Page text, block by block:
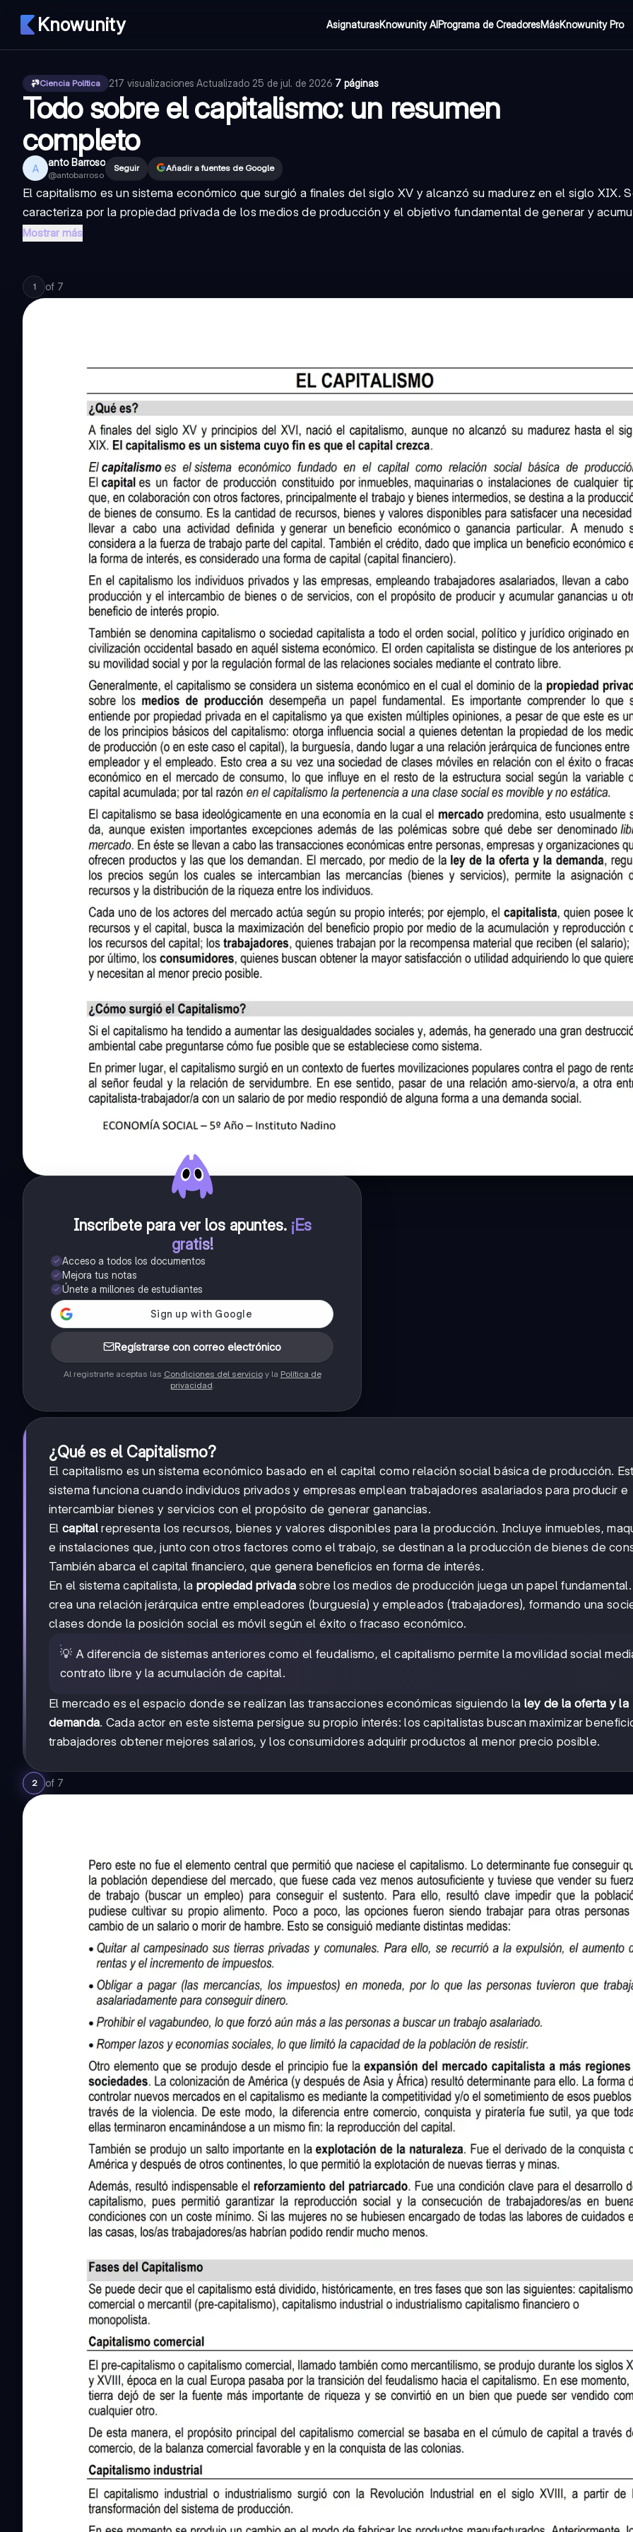
Knowunity AsignaturasKnowunity AIPrograma de CreadoresMásKnowunity Pro
Ciencia Política 217 visualizaciones·Actualizado 25 de jul. de 2026·7 páginas
Todo sobre el capitalismo: un resumen
completo
A anto Barroso
@antobarroso
Seguir Añadir a fuentes de Google
El capitalismo es un sistema económico que surgió a finales del siglo XV y alcanzó su madurez en el siglo XIX.
caracteriza por la propiedad privada de los medios de producción y el objetivo fundamental de generar y
Mostrar más
1 of 7
Inscríbete para ver los apuntes. ¡Es
gratis!
Acceso a todos los documentos
Mejora tus notas
Únete a millones de estudiantes
Regístrarse con correo electrónico
Al registrarte aceptas las Condiciones del servicioy la Política de
privacidad
¿Qué es el Capitalismo?
El capitalismo es un sistema económico basado en el capital como relación social básica de producción.
sistema funciona cuando individuos privados y empresas emplean trabajadores asalariados para producir e
intercambiar bienes y servicios con el propósito de generar ganancias.
El capital representa los recursos, bienes y valores disponibles para la producción. Incluye inmuebles,
e instalaciones que, junto con otros factores como el trabajo, se destinan a la producción de bienes de
También abarca el capital financiero, que genera beneficios en forma de interés.
En el sistema capitalista, la propiedad privada sobre los medios de producción juega un papel fundamental.
crea una relación jerárquica entre empleadores (burguesía) y empleados (trabajadores), formando una
clases donde la posición social es móvil según el éxito o fracaso económico.
💡 A diferencia de sistemas anteriores como el feudalismo, el capitalismo permite la movilidad social
contrato libre y la acumulación de capital.
El mercado es el espacio donde se realizan las transacciones económicas siguiendo la ley de la oferta y la
demanda. Cada actor en este sistema persigue su propio interés: los capitalistas buscan maximizar
trabajadores obtener mejores salarios, y los consumidores adquirir productos al menor precio posible.
2 of 7